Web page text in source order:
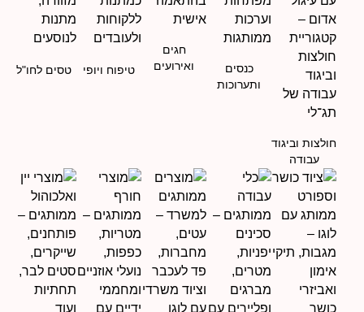
חולצות וביגוד
עבודה
כנסים
ותערוכות
חגים
ואירועים
טיפוח ויופי טסים לחו"ל